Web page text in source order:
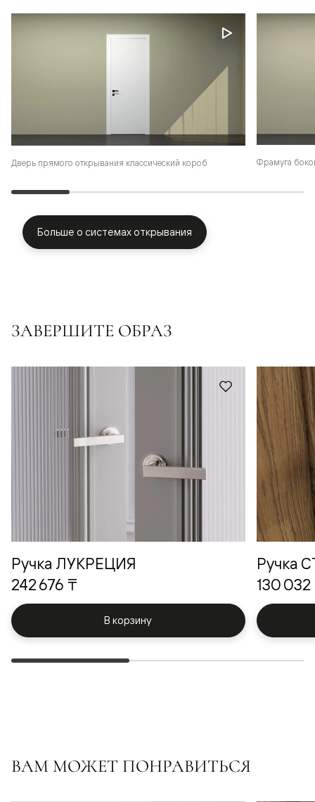
Дверь прямого открывания классический короб Фрамуга
Больше о системах открывания
ЗАВЕРШИТЕ ОБРАЗ
Ручка ЛУКРЕЦИЯ
242 676 ₸
В корзину
Ручка
130 032
ВАМ МОЖЕТ ПОНРАВИТЬСЯ